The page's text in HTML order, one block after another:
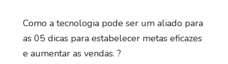
Como a tecnologia pode ser um aliado para
as 05 dicas para estabelecer metas eficazes
e aumentar as vendas. ?